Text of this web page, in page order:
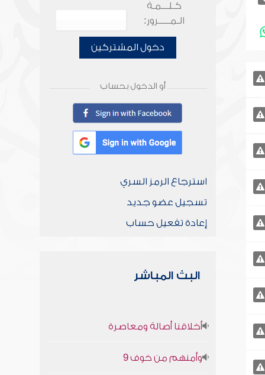
كـلـــمـة
الـمـــــرور:
دخول المشتركين
أو الدخول بحساب
استرجاع الرمز السري
تسجيل عضو جديد
إعادة تفعيل حساب
البث المباشر
أخلاقنا أصالة ومعاصرة
وأمنهم من خوف 9